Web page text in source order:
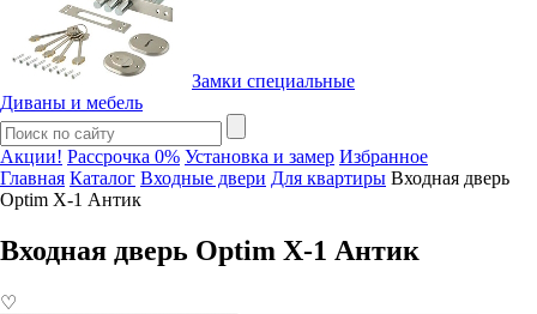
Замки специальные
Диваны и мебель
Акции! Рассрочка 0% Установка и замер Избранное
Главная Каталог Входные двери Для квартиры Входная дверь
Optim X-1 Антик
Входная дверь Optim X-1 Антик
♡